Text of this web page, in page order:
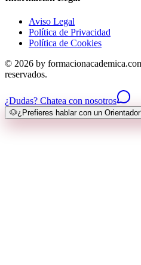
Aviso Legal
Política de Privacidad
Política de Cookies
© 2026 by
reservados.
¿Dudas? Chatea con nosotros
🐶¿Prefieres hablar con un